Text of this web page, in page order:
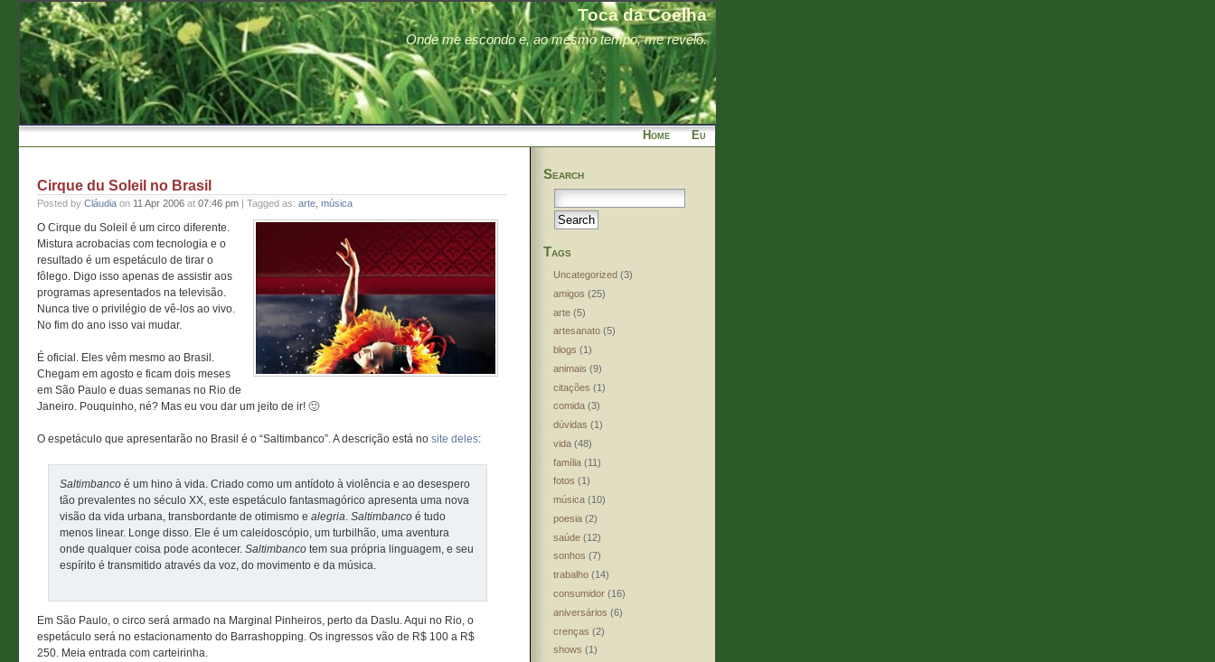
Toca da Coelha
Onde me escondo e, ao mesmo tempo, me revelo.
Home Eu
Cirque du Soleil no Brasil
Posted by Cláudia on 11 Apr 2006 at 07:46 pm | Tagged as: arte música
O Cirque du Soleil é um circo diferente.
Mistura acrobacias com tecnologia e o
resultado é um espetáculo de tirar o
fôlego. Digo isso apenas de assistir aos
programas apresentados na televisão.
Nunca tive o privilégio de vê-los ao vivo.
No fim do ano isso vai mudar.
É oficial. Eles vêm mesmo ao Brasil.
Chegam em agosto e ficam dois meses
em São Paulo e duas semanas no Rio de
Janeiro. Pouquinho, né? Mas eu vou dar um jeito de ir! 🙂
O espetáculo que apresentarão no Brasil é o “Saltimbanco”. A descrição está no site deles:
Saltimbanco é um hino à vida. Criado como um antídoto à violência e ao desespero
tão prevalentes no século XX, este espetáculo fantasmagórico apresenta uma nova
visão da vida urbana, transbordante de otimismo ealegria.Saltimbanco é tudo
menos linear. Longe disso. Ele é um caleidoscópio, um turbilhão, uma aventura
onde qualquer coisa pode acontecer.Saltimbanco tem sua própria linguagem, e seu
espírito é transmitido através da voz, do movimento e da música.
Em São Paulo, o circo será armado na Marginal Pinheiros, perto da Daslu. Aqui no Rio, o
espetáculo será no estacionamento do Barrashopping. Os ingressos vão de R$ 100 a R$
250. Meia entrada com carteirinha.
Search
Tags
Uncategorized(3)
amigos (25)
arte(5)
artesanato(5)
blogs (1)
animais (9)
citações (1)
comida(3)
dúvidas (1)
vida(48)
família(11)
fotos (1)
música(10)
poesia(2)
saúde(12)
sonhos (7)
trabalho(14)
consumidor(16)
aniversários (6)
crenças (2)
shows (1)